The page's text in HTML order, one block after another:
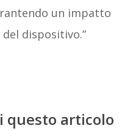
un impatto
dispositivo.”
questo articolo